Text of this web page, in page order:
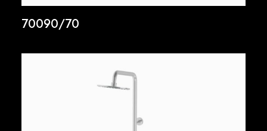
70090/70